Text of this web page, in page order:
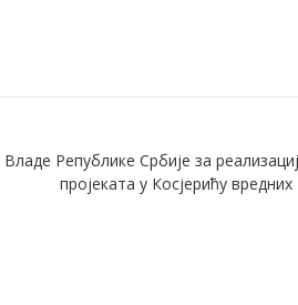
Републике Србије за
пројеката у Косјерићу